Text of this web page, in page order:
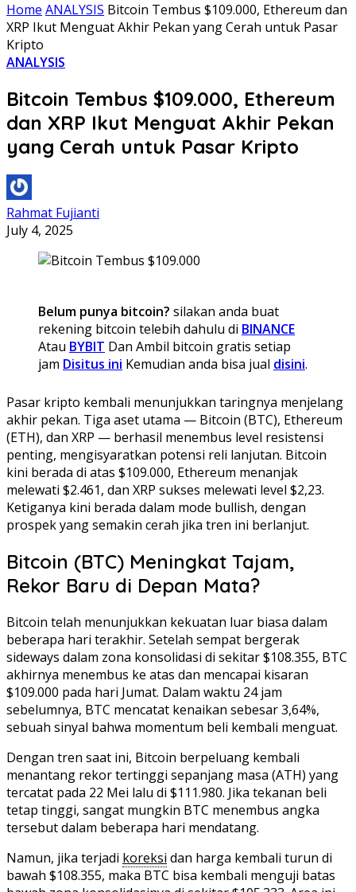
Home ANALYSIS Bitcoin Tembus $109.000, Ethereum dan
XRP Ikut Menguat Akhir Pekan yang Cerah untuk Pasar
Kripto
ANALYSIS
Bitcoin Tembus $109.000, Ethereum
dan XRP Ikut Menguat Akhir Pekan
yang Cerah untuk Pasar Kripto
Rahmat Fujianti
July 4, 2025
Belum punya bitcoin? silakan anda buat
rekening bitcoin telebih dahulu di BINANCE
Atau BYBIT Dan Ambil bitcoin gratis setiap
jam Disitus ini Kemudian anda bisa jual disini.
Pasar kripto kembali menunjukkan taringnya menjelang
akhir pekan. Tiga aset utama — Bitcoin (BTC), Ethereum
(ETH), dan XRP — berhasil menembus level resistensi
penting, mengisyaratkan potensi reli lanjutan. Bitcoin
kini berada di atas $109.000, Ethereum menanjak
melewati $2.461, dan XRP sukses melewati level $2,23.
Ketiganya kini berada dalam mode bullish, dengan
prospek yang semakin cerah jika tren ini berlanjut.
Bitcoin (BTC) Meningkat Tajam,
Rekor Baru di Depan Mata?
Bitcoin telah menunjukkan kekuatan luar biasa dalam
beberapa hari terakhir. Setelah sempat bergerak
sideways dalam zona konsolidasi di sekitar $108.355, BTC
akhirnya menembus ke atas dan mencapai kisaran
$109.000 pada hari Jumat. Dalam waktu 24 jam
sebelumnya, BTC mencatat kenaikan sebesar 3,64%,
sebuah sinyal bahwa momentum beli kembali menguat.
Dengan tren saat ini, Bitcoin berpeluang kembali
menantang rekor tertinggi sepanjang masa (ATH) yang
tercatat pada 22 Mei lalu di $111.980. Jika tekanan beli
tetap tinggi, sangat mungkin BTC menembus angka
tersebut dalam beberapa hari mendatang.
Namun, jika terjadi koreksi dan harga kembali turun di
bawah $108.355, maka BTC bisa kembali menguji batas